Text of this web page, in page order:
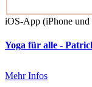
iOS-App (iPhone und
Yoga für alle -
Mehr Infos